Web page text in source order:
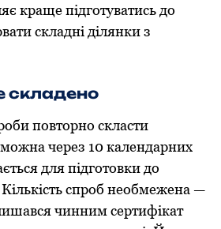
краще підготуватись до
складні ділянки з
складено
повторно скласти
через 10 календарних
для підготовки до
спроб необмежена —
чинним сертифікат